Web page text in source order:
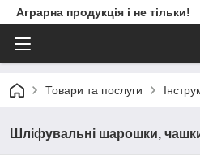
Аграрна продукція і не тільки!
Товари та послуги
Шліфувальні шарошки,